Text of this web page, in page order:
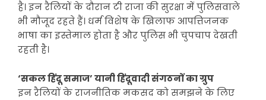
है। इन रैलियों के दौरान टी राजा की सुरक्षा में पुलिसवाले
भी मौजूद रहते हैं। धर्म विशेष के खिलाफ आपत्तिजनक
भाषा का इस्तेमाल होता है और पुलिस भी चुपचाप देखती
रहती है।
‘सकल हिंदू समाज’ यानी हिंदूवादी संगठनों का ग्रुप
इन रैलियों के राजनीतिक मकसद को समझने के लिए